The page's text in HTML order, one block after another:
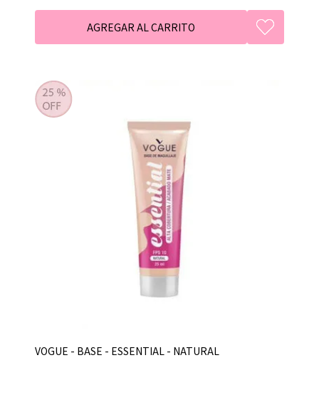
VOGUE - BASE - ESSENTIAL - NATURAL